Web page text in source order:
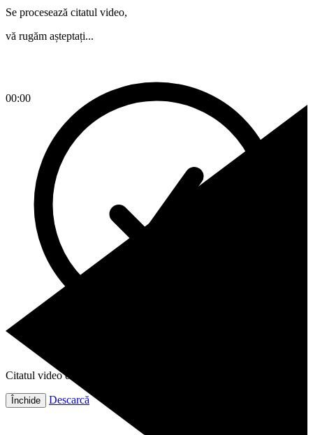
00:00
Se procesează citatul video,
vă rugăm așteptați...
Citatul video este gata!
Închide Descarcă